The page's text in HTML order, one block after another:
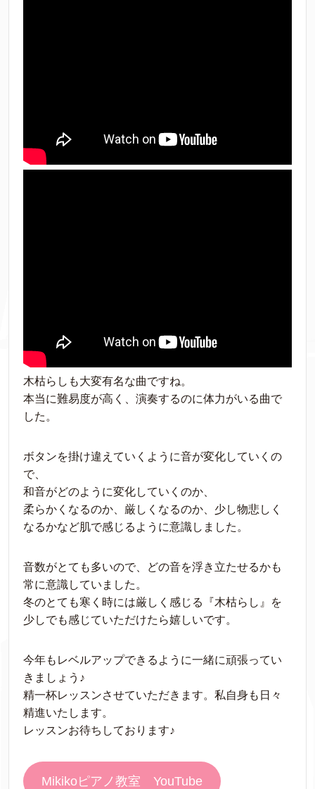
木枯らしも大変有名な曲ですね。
本当に難易度が高く、演奏するのに体力がいる曲で
した。
ボタンを掛け違えていくように音が変化していくの
で、
和音がどのように変化していくのか、
柔らかくなるのか、厳しくなるのか、少し物悲しく
なるかなど肌で感じるように意識しました。
音数がとても多いので、どの音を浮き立たせるかも
常に意識していました。
冬のとても寒く時には厳しく感じる『木枯らし』を
少しでも感じていただけたら嬉しいです。
今年もレベルアップできるように一緒に頑張ってい
きましょう♪
精一杯レッスンさせていただきます。私自身も日々
精進いたします。
レッスンお待ちしております♪
Mikikoピアノ教室 YouTube